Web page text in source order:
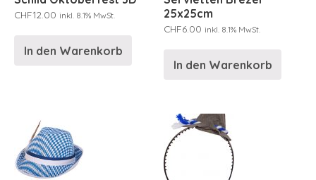
CHF12.00 inkl. 8.1% MwSt.
In den Warenkorb
25x25cm
CHF6.00 inkl. 8.1% MwSt.
In den Warenkorb